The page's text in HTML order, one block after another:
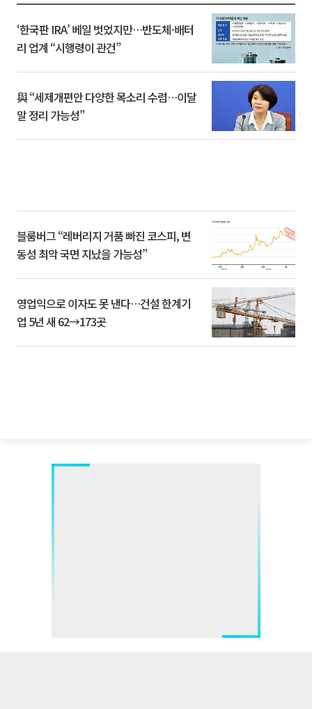
‘한국판 IRA’ 베일 벗었지만…반도체·배터
리 업계 “시행령이 관건”
與 “세제개편안 다양한 목소리 수렴…이달
말 정리 가능성”
블룸버그 “레버리지 거품 빠진 코스피, 변
동성 최악 국면 지났을 가능성”
영업익으로 이자도 못 낸다…건설 한계기
업 5년 새 62→173곳